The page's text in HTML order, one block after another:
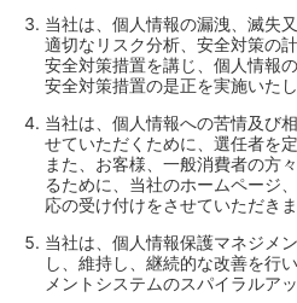
当社は、個人情報の漏洩、滅失
適切なリスク分析、安全対策の
安全対策措置を講じ、個人情報
安全対策措置の是正を実施いたし
当社は、個人情報への苦情及び
せていただくために、選任者を
また、お客様、一般消費者の方
るために、当社のホームページ
応の受け付けをさせていただきま
当社は、個人情報保護マネジメ
し、維持し、継続的な改善を行
メントシステムのスパイラルア